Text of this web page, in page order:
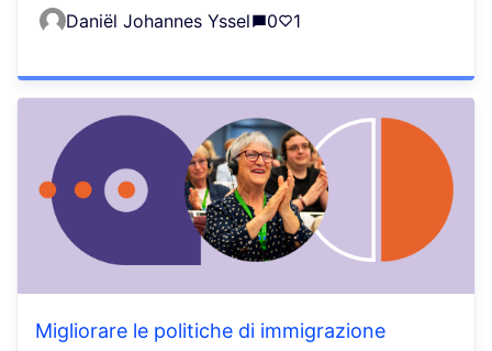
Daniël Johannes Yssel 0 1
Migliorare le politiche di immigrazione